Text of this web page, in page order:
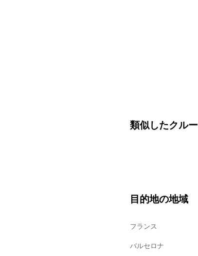
類似したクル
目的地の地域
フランス
バルセロナ